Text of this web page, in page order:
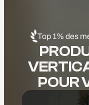
Top 1% des
POUR